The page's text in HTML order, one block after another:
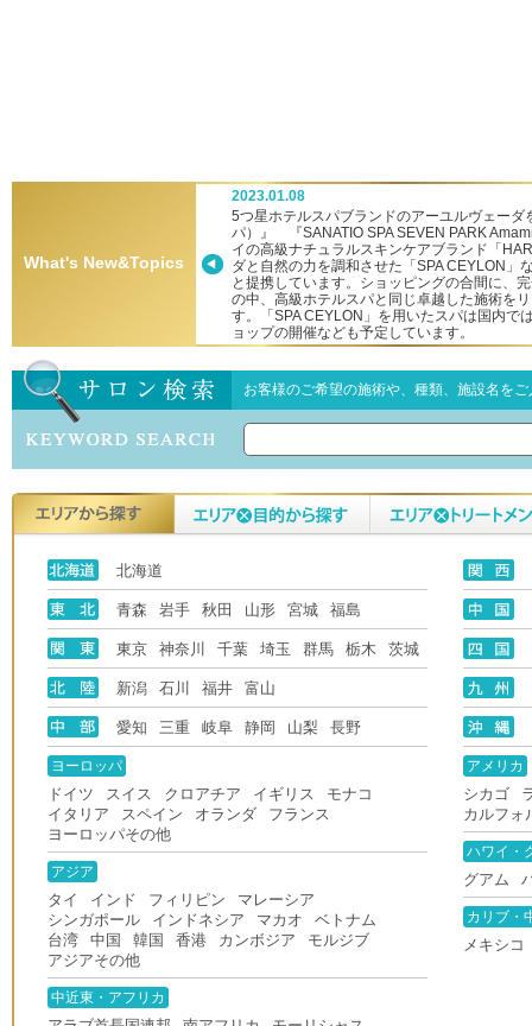
What's New&Topics
2023.01.08
5つ星ホテルスパブランドのアーユルヴェーダ
パ）』 『SANATIO SPA SEVEN PARK
イの高級ナチュラルスキンケアブランド「
ダと自然の力を調和させた「SPA CEYLON」
と提携しています。ショッピングの合間に、
の中、高級ホテルスパと同じ卓越した施術を
す。「SPA CEYLON」を用いたスパは国内で
ョップの開催なども予定しています。
お客様のご希望の施術や、種類、施設名を
北海道
青森 岩手 秋田 山形 宮城 福島
東京 神奈川 千葉 埼玉 群馬 栃木 茨城
新潟 石川 福井 富山
愛知 三重 岐阜 静岡 山梨 長野
ヨーロッパ
ドイツ スイス クロアチア イギリス
モナコ
イタリア
スペイン オランダ
フランス
ヨーロッパその他
アジア
タイ インド フィリピン
マレーシア
シンガポール
インドネシア マカオ
ベトナム
台湾
中国 韓国 香港 カンボジア
モルジブ
アジアその他
中近東・アフリカ
アメリカ
シカゴ
カルフォ
ハワイ・
グアム
カリブ・
メキシコ